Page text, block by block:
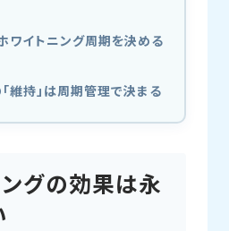
ワイトニング周期を決める
維持」は周期管理で決まる
グの効果は永